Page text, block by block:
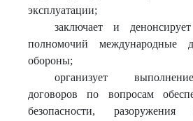
эксплуатации;
заключает и
полномочий международные
обороны;
организует
договоров по вопросам
безопасности,